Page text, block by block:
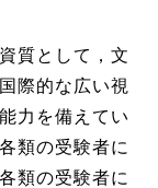
質として，文
際的な広い視
力を備えてい
類の受験者に
類の受験者に